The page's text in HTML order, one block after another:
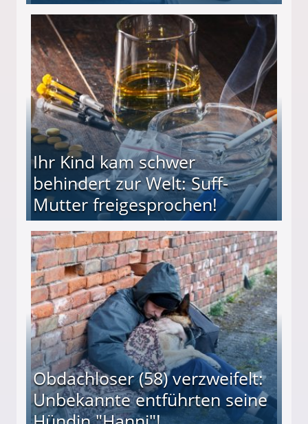
(34) in den finanziellen Ruin!
Ihr Kind kam schwer
behindert zur Welt: Suff-
Mutter freigesprochen!
Mutter freigesprochen!
Obdachloser (58) verzweifelt:
Unbekannte entführten seine